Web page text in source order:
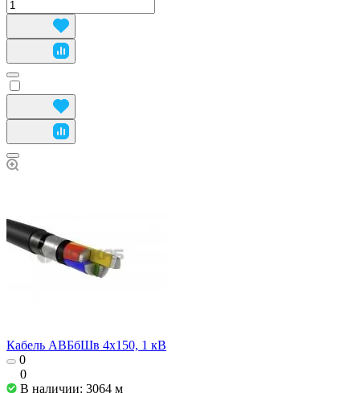
Кабель АВБбШв 4х150, 1 кВ
0
0
В наличии: 3064 м